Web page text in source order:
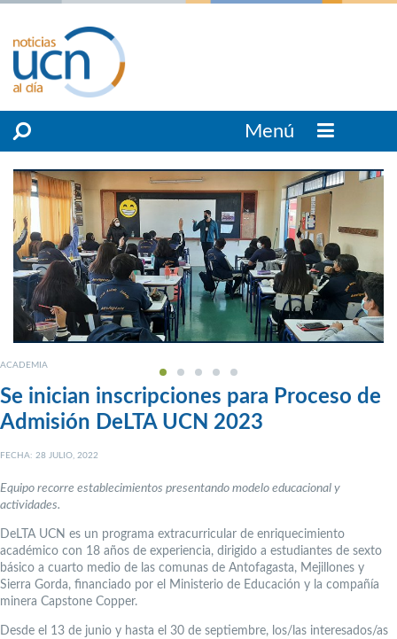
Menú
ACADEMIA
Se inician inscripciones para Proceso de
Admisión DeLTA UCN 2023
FECHA: 28 JULIO, 2022
Equipo recorre establecimientos presentando modelo educacional y
actividades.
DeLTA UCN es un programa extracurricular de enriquecimiento
académico con 18 años de experiencia, dirigido a estudiantes de sexto
básico a cuarto medio de las comunas de Antofagasta, Mejillones y
Sierra Gorda, financiado por el Ministerio de Educación y la compañía
minera Capstone Copper.
Desde el 13 de junio y hasta el 30 de septiembre, los/las interesados/as